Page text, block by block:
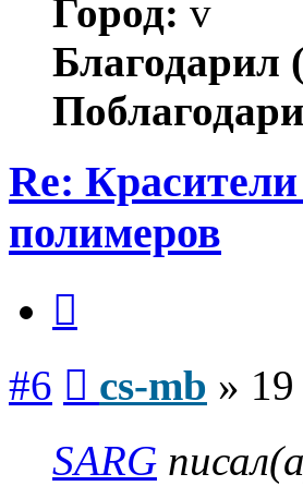
Город: v
Благодарил
Re:
полимеров
#6 cs-mb »
SARG